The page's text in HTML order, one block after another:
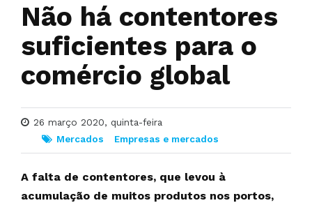
Não há contentores
suficientes para o
comércio global
26 março 2020, quinta-feira
Mercados
Empresas e mercados
A falta de contentores, que levou à
acumulação de muitos produtos nos portos,